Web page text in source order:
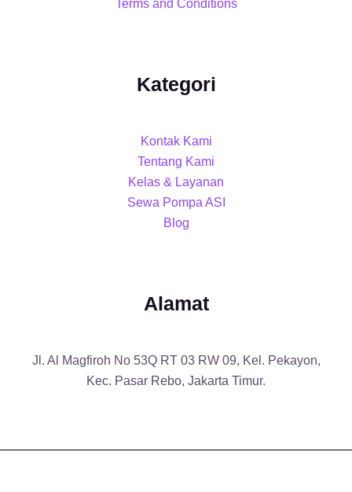
Terms and Conditions
Kategori
Kontak Kami
Tentang Kami
Kelas & Layanan
Sewa Pompa ASI
Blog
Alamat
Jl. Al Magfiroh No 53Q RT 03 RW 09, Kel. Pekayon,
Kec. Pasar Rebo, Jakarta Timur.